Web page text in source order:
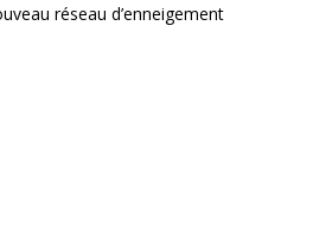
réseau d’enneigement